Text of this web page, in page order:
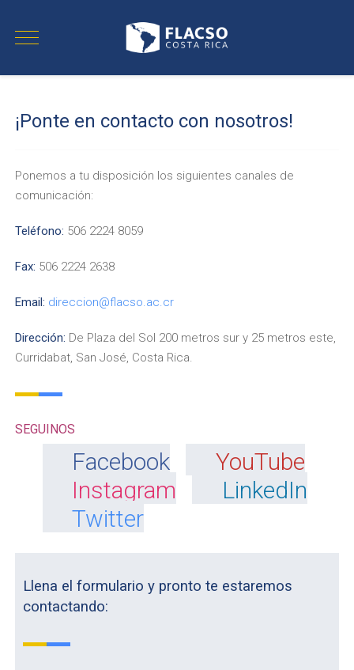
¡Ponte en contacto con nosotros!
Ponemos a tu disposición los siguientes canales de
comunicación:
Teléfono: 506 2224 8059
Fax: 506 2224 2638
Email: direccion@flacso.ac.cr
Dirección: De Plaza del Sol 200 metros sur y 25 metros este,
Curridabat, San José, Costa Rica.
SEGUINOS
Facebook
YouTube
Instagram
LinkedIn
Twitter
Llena el formulario y pronto te estaremos
contactando: